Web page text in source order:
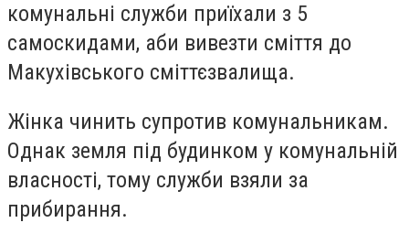
комунальні служби приїхали з 5
самоскидами, аби вивезти сміття до
Макухівського сміттєзвалища.
Жінка чинить супротив комунальникам.
Однак земля під будинком у комунальній
власності, тому служби взяли за
прибирання.